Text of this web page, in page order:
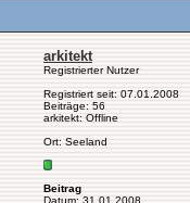
arkitekt
Registrierter Nutzer
Registriert seit: 07.01.2008
Beiträge: 56
arkitekt: Offline
Ort: Seeland
Beitrag
Datum: 31.01.2008